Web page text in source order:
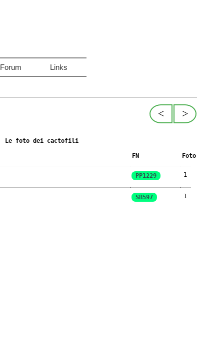
Forum Links
>
<
Le foto dei cactofili
FN Foto
PP1229 1
SB597 1